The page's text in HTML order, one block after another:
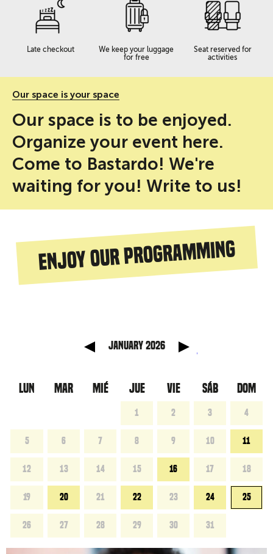
Late checkout
We keep your luggage
for free
Seat reserved for
activities
Our space is your space
Our space is to be enjoyed.
Organize your event here.
Come to Bastardo! We're
waiting for you! Write to us!
Enjoy our programming
January 2026
LUN MAR MIÉ JUE VIE SÁB DOM
1 2 3 4
5 6 7 8 9 10 11
12 13 14 15 16 17 18
19 20 21 22 23 24 25
26 27 28 29 30 31